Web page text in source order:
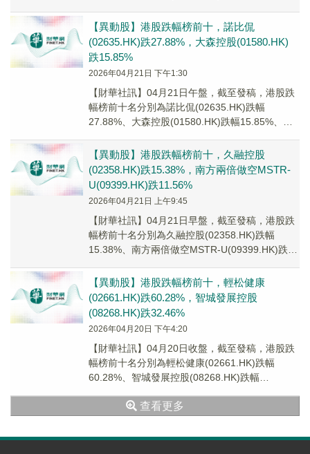
【異動股】港股跌幅榜前十，諾比侃
(02635.HK)跌27.88%，大森控股(01580.HK)
跌15.85%
2026年04月21日 下午1:30
【財華社訊】04月21日午盤，截至發稿，港股跌
幅榜前十名分別為諾比侃(02635.HK)跌幅
27.88%、大森控股(01580.HK)跌幅15.85%、一
【異動股】港股跌幅榜前十，久融控股
(02358.HK)跌15.38%，南方兩倍做空MSTR-
U(09399.HK)跌11.56%
2026年04月21日 上午9:45
【財華社訊】04月21日早盤，截至發稿，港股跌
幅榜前十名分別為久融控股(02358.HK)跌幅
15.38%、南方兩倍做空MSTR-U(09399.HK)跌幅
【異動股】港股跌幅榜前十，輕松健康
(02661.HK)跌60.28%，智城發展控股
(08268.HK)跌32.46%
2026年04月20日 下午4:20
【財華社訊】04月20日收盤，截至發稿，港股跌
幅榜前十名分別為輕松健康(02661.HK)跌幅
60.28%、智城發展控股(08268.HK)跌幅
查看更多